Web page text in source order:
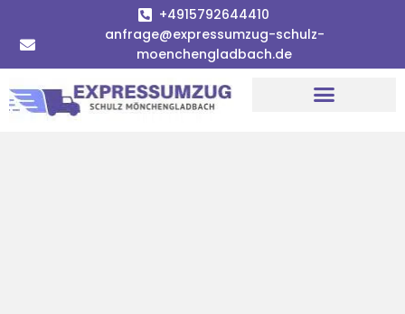
+4915792644410
anfrage@expressumzug-schulz-
moenchengladbach.de